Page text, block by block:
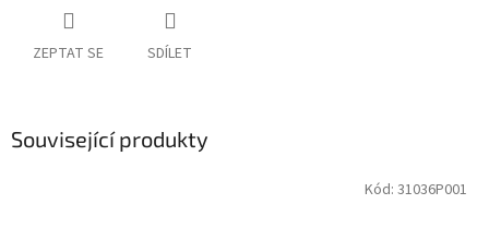
ZEPTAT SE SDÍLET
Související produkty
Kód: 31036P001